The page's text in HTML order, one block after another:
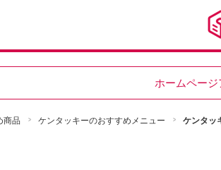
ホームペー
商品 ケンタッキーのおすすめメニュー ケンタッ